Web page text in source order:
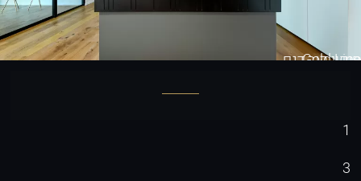
חיפוי קיר דגם
Gold Line
1
3